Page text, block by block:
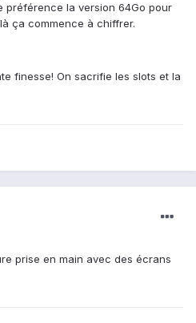
préférence la version 64Go pour
ça commence à chiffrer.
finesse! On sacrifie les slots et la
prise en main avec des écrans